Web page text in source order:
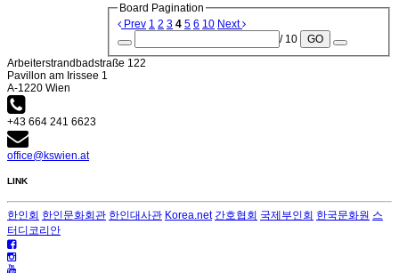
Board Pagination
Prev 1 2 3 4 5 6 10 Next
/ 10
GO
Arbeiterstrandbadstraße 122
Pavillon am Irissee 1
A-1220 Wien
+43 664 241 6623
office@kswien.at
LINK
한인회 한인문화회관 한인대사관 Korea.net 간호협회 국제부인회 한국문화원 스
터디코리안